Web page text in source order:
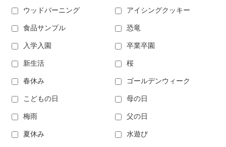
ウッドバーニング アイシングクッキー
食品サンプル 恐竜
入学入園 卒業卒園
新生活 桜
春休み ゴールデンウィーク
こどもの日 母の日
梅雨 父の日
夏休み 水遊び